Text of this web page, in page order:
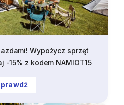
Wypożycz sprzęt
-15% z kodem NAMIOT15